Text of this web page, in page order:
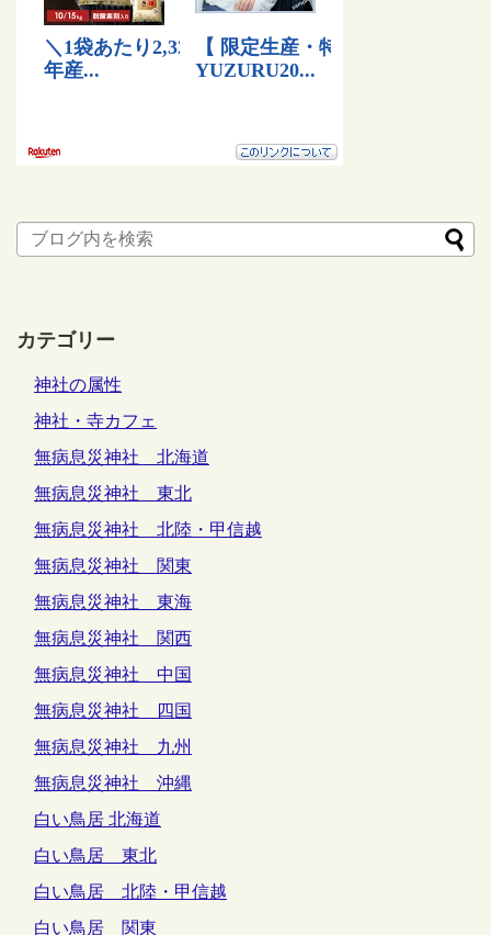
カテゴリー
神社の属性
神社・寺カフェ
無病息災神社 北海道
無病息災神社 東北
無病息災神社 北陸・甲信越
無病息災神社 関東
無病息災神社 東海
無病息災神社 関西
無病息災神社 中国
無病息災神社 四国
無病息災神社 九州
無病息災神社 沖縄
白い鳥居 北海道
白い鳥居 東北
白い鳥居 北陸・甲信越
白い鳥居 関東